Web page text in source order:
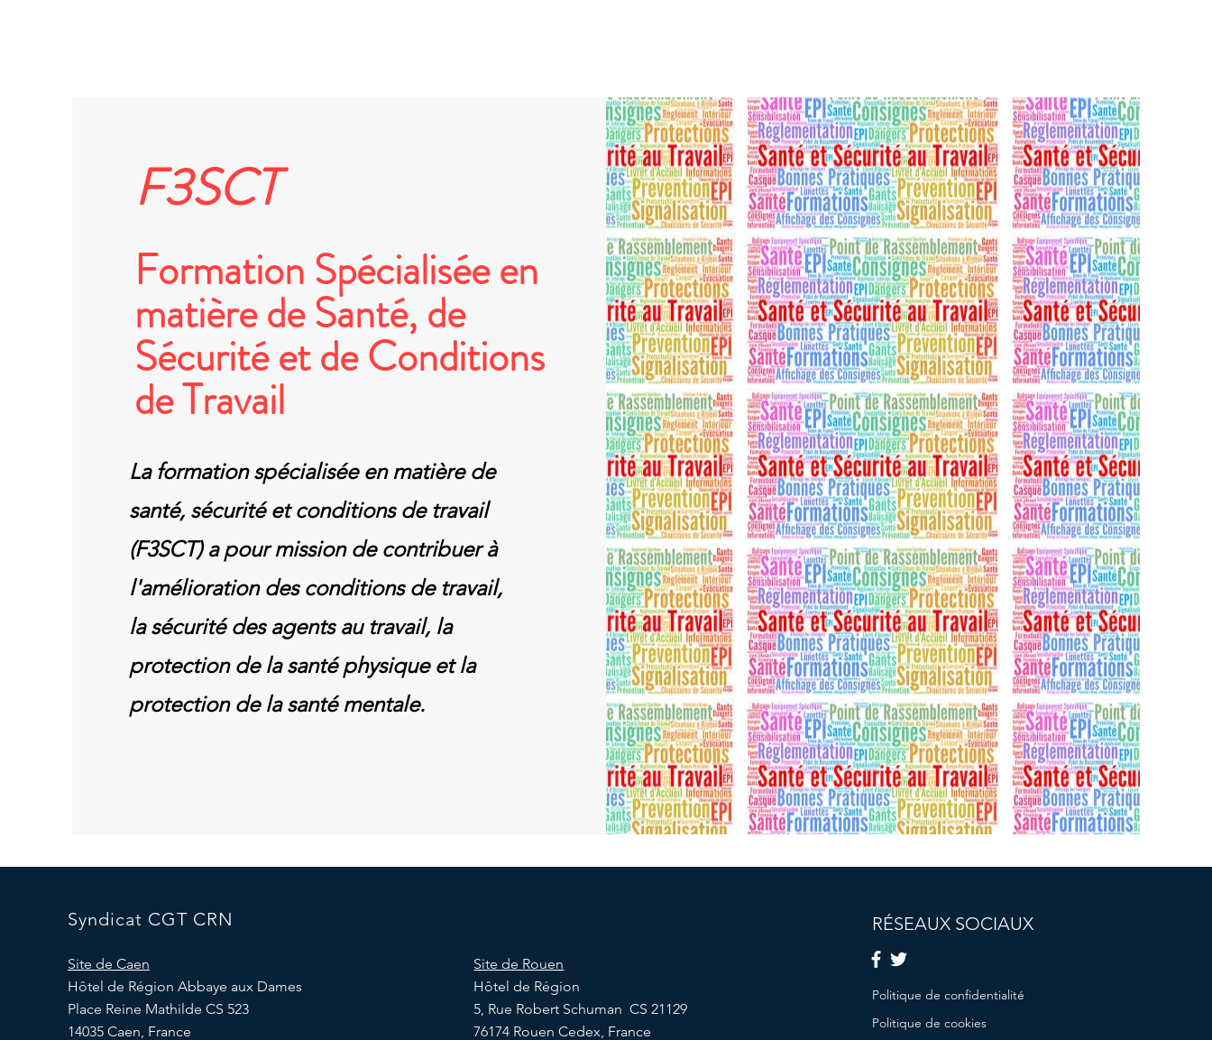
F3SCT
Formation Spécialisée en
matière de Santé, de
Sécurité et de Conditions
de Travail
La formation spécialisée en matière de
santé, sécurité et conditions de travail
(F3SCT) a pour mission de contribuer à
l'amélioration des conditions de travail,
la sécurité des agents au travail, la
protection de la santé physique et la
protection de la santé mentale.
Syndicat CGT CRN
Site de Caen
Hôtel de Région Abbaye aux Dames
Place Reine Mathilde CS 523
14035 Caen, France
Site de Rouen
Hôtel de Région
5, Rue Robert Schuman CS 21129
76174 Rouen Cedex, France
RÉSEAUX SOCIAUX
Politique de confidentialité
Politique de cookies